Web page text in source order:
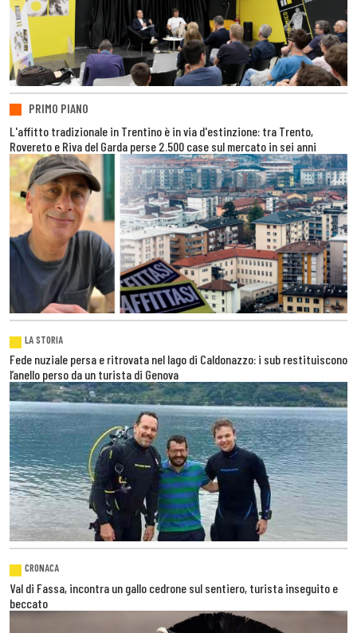
PRIMO PIANO
L'affitto tradizionale in Trentino è in via d'estinzione: tra Trento,
Rovereto e Riva del Garda perse 2.500 case sul mercato in sei anni
LA STORIA
Fede nuziale persa e ritrovata nel lago di Caldonazzo: i sub restituiscono
l’anello perso da un turista di Genova
CRONACA
Val di Fassa, incontra un gallo cedrone sul sentiero, turista inseguito e
beccato